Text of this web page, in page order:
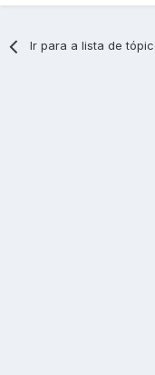
Ir para a lista de